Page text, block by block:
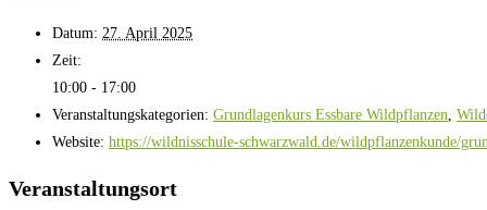
Datum: 27. April 2025
Zeit:
10:00 - 17:00
Veranstaltungskategorien: Grundlagenkurs Essbare Wildpflanzen
Website: https://wildnisschule-schwarzwald.de/wildpflanzenkunde/
Veranstaltungsort